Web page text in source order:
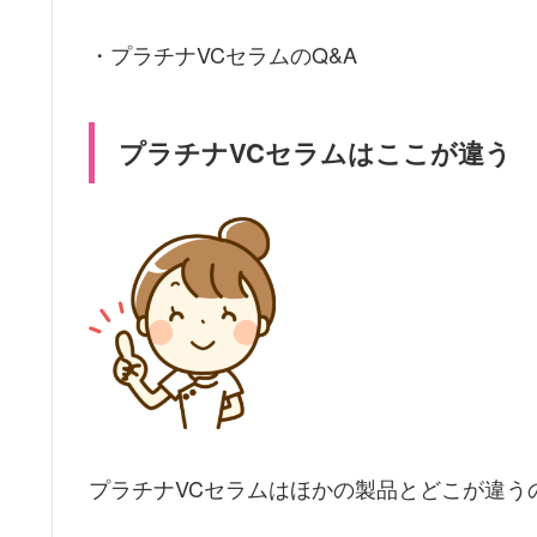
・プラチナVCセラムのQ&A
プラチナVCセラムはここが違う
プラチナVCセラムはほかの製品とどこが違う